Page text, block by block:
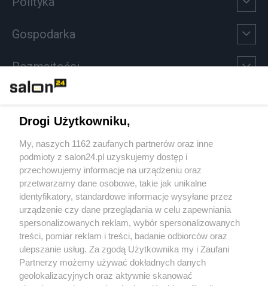
Gospodarka
Rozmaitości
Sport
Społeczeństwo
Kultura
X Facebook Instagram Youtube
Drogi Użytkowniku,
My, naszych 1162 zaufanych partnerów oraz inne
podmioty z salon24.pl uzyskujemy dostęp i
przechowujemy informacje na urządzeniu oraz
przetwarzamy dane osobowe, takie jak unikalne
identyfikatory, standardowe informacje wysyłane przez
urządzenie czy dane przeglądania w celu zapewniania
spersonalizowanych reklam, wybór spersonalizowanych
treści, pomiar reklam i treści, badanie odbiorców oraz
ulepszanie usług. Za zgodą Użytkownika my i Zaufani
Partnerzy możemy używać dokładnych danych
geolokalizacyjnych oraz aktywnie skanować